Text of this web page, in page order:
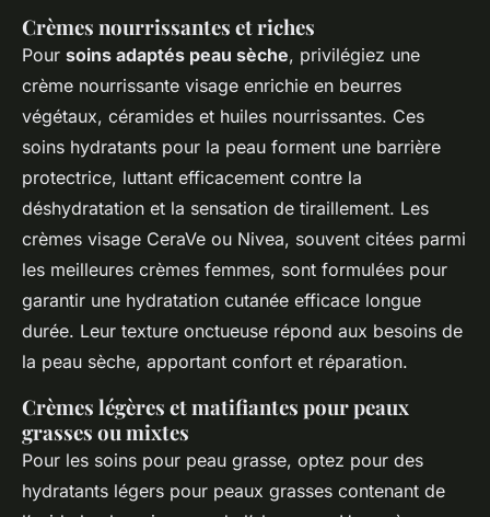
Crèmes nourrissantes et riches
Pour soins adaptés peau sèche, privilégiez une
crème nourrissante visage enrichie en beurres
végétaux, céramides et huiles nourrissantes. Ces
soins hydratants pour la peau forment une barrière
protectrice, luttant efficacement contre la
déshydratation et la sensation de tiraillement. Les
crèmes visage CeraVe ou Nivea, souvent citées parmi
les meilleures crèmes femmes, sont formulées pour
garantir une hydratation cutanée efficace longue
durée. Leur texture onctueuse répond aux besoins de
la peau sèche, apportant confort et réparation.
Crèmes légères et matifiantes pour peaux
grasses ou mixtes
Pour les soins pour peau grasse, optez pour des
hydratants légers pour peaux grasses contenant de